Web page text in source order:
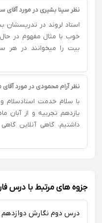
در آموختن تعالیم اجتماعی
یادشان خواهم بود. باتشکر
نظر سینا بشیری در مورد آقای
استاد لروند در تدریسشان
خوب با مثال مفهوم در
بیت را میخوانند در هر
میکنند و همچنین
میدانند و توصیه می‌کنند و
پاسخ سوال را میدهند من
قدرتمند شدم و واقعا از
نظر آرام محمودی در مورد
با سلام خدمت استادسلام
یازدهم تجربیه و از آبان
داشتیم، گاهی آنلاین
هستند دکتر اسلامی،
آموزشهای خودش رو دوره
هستند، آزمونها رو
بسیار خوش اخلاق و وقت
عالیه برای من به عنوان
جزوه های مرتبط با درس
درس دوم نگارش